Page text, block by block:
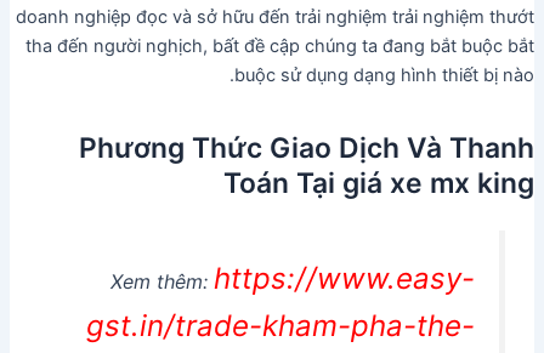
doanh nghiệp đọc và sở hữu đến trải nghiệm trải nghiệm thướt
tha đến người nghịch, bất đề cập chúng ta đang bắt buộc bắt
buộc sử dụng dạng hình thiết bị nào.
Phương Thức Giao Dịch Và Thanh
Toán Tại giá xe mx king
Xem thêm: https://www.easy-
gst.in/trade-kham-pha-the-